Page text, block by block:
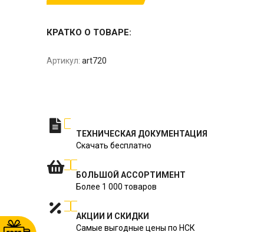
КРАТКО О ТОВАРЕ:
Артикул: art720
ТЕХНИЧЕСКАЯ ДОКУМЕНТАЦИЯ
Скачать бесплатно
БОЛЬШОЙ АССОРТИМЕНТ
Более 1 000 товаров
АКЦИИ И СКИДКИ
Самые выгодные цены по НСК